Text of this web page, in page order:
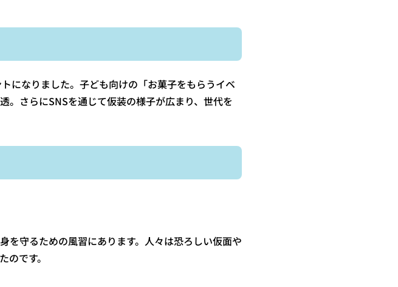
になりました。子ども向けの「お菓子をもらうイベ
。さらにSNSを通じて仮装の様子が広まり、世代を
を守るための風習にあります。人々は恐ろしい仮面や
です。